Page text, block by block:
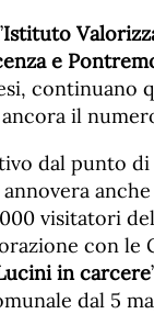
Istituto
e
continuano
il
dal punto
visitatori
con
in carcere
dal 5